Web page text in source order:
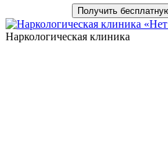
Получить
Наркологическая клиника